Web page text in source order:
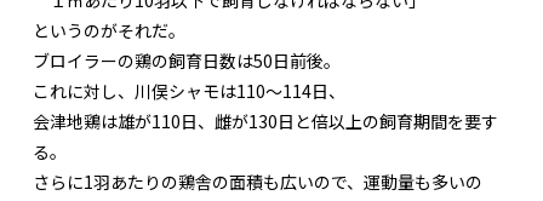
というのがそれだ。
ブロイラーの鶏の飼育日数は50日前後。
これに対し、川俣シャモは110〜114日、
会津地鶏は雄が110日、雌が130日と倍以上の飼育期間を要す
る。
さらに1羽あたりの鶏舎の面積も広いので、運動量も多いの